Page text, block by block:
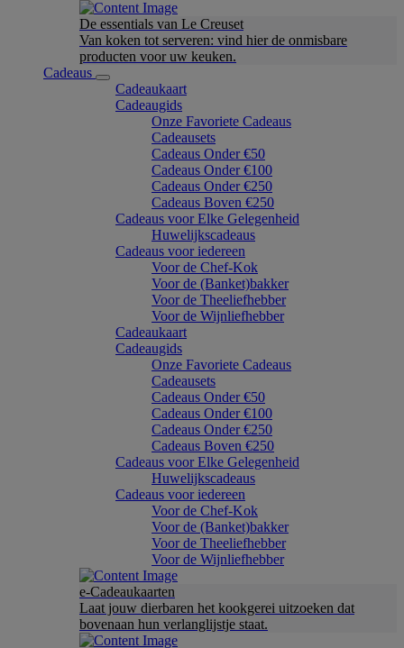
De essentials van Le Creuset
Van koken tot serveren: vind hier de onmisbare
producten voor uw keuken.
Cadeaus
Cadeaukaart
Cadeaugids
Onze Favoriete Cadeaus
Cadeausets
Cadeaus Onder €50
Cadeaus Onder €100
Cadeaus Onder €250
Cadeaus Boven €250
Cadeaus voor Elke Gelegenheid
Huwelijkscadeaus
Cadeaus voor iedereen
Voor de Chef-Kok
Voor de (Banket)bakker
Voor de Theeliefhebber
Voor de Wijnliefhebber
Cadeaukaart
Cadeaugids
Onze Favoriete Cadeaus
Cadeausets
Cadeaus Onder €50
Cadeaus Onder €100
Cadeaus Onder €250
Cadeaus Boven €250
Cadeaus voor Elke Gelegenheid
Huwelijkscadeaus
Cadeaus voor iedereen
Voor de Chef-Kok
Voor de (Banket)bakker
Voor de Theeliefhebber
Voor de Wijnliefhebber
e-Cadeaukaarten
Laat jouw dierbaren het kookgerei uitzoeken dat
bovenaan hun verlanglijstje staat.